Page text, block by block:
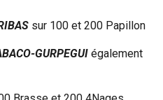
sur 100 et 200 Papillon
GURPEGUI également